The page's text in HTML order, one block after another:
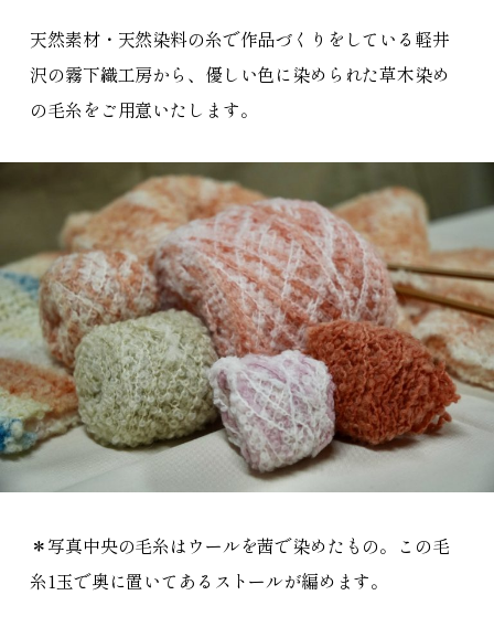
天然素材・天然染料の糸で作品づくりをしている軽井
沢の霧下織工房から、優しい色に染められた草木染め
の毛糸をご用意いたします。
＊写真中央の毛糸はウールを茜で染めたもの。この毛
糸1玉で奥に置いてあるストールが編めます。